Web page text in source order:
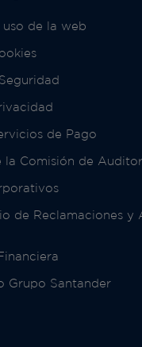
de la web
de Pago
la Comisión de
de Reclamaciones y
Grupo Santander